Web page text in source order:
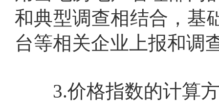
和典型调查相结合，基
台等相关企业上报和调
3.价格指数的计算